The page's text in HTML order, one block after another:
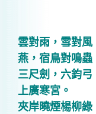
雲對雨，雪對風
燕，宿鳥對鳴蟲
三尺劍，六鈞
上廣寒宮。
夾岸曉煙楊柳綠